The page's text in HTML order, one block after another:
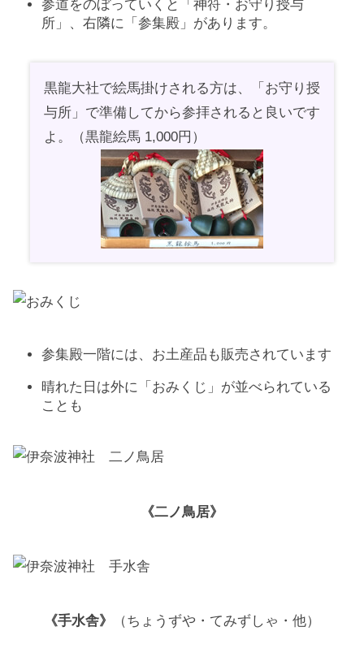
参道をのぼっていくと「神符・お守り授与
所」、右隣に「参集殿」があります。
黒龍大社で絵馬掛けされる方は、「お守り授
与所」で準備してから参拝されると良いです
よ。（黒龍絵馬 1,000円）
参集殿一階には、お土産品も販売されています
晴れた日は外に「おみくじ」が並べられている
ことも
《二ノ鳥居》
《手水舎》 （ちょうずや・てみずしゃ・他）